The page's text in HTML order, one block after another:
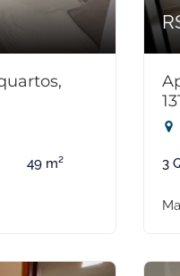
49 m² 3